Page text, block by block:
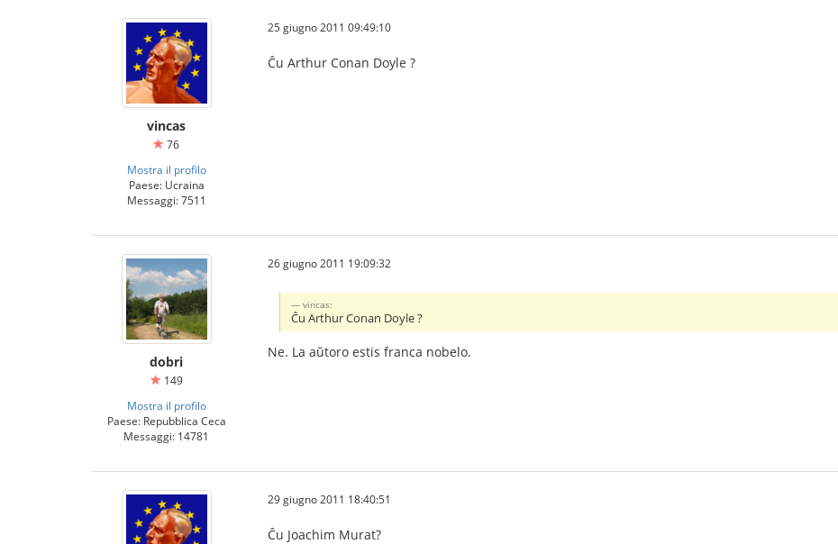
vincas
76
Mostra il profilo
Paese: Ucraina
Messaggi: 7511
25 giugno 2011 09:49:10
Ĉu Arthur Conan Doyle ?
dobri
149
Mostra il profilo
Paese: Repubblica Ceca
Messaggi: 14781
26 giugno 2011 19:09:32
vincas:
Ĉu Arthur Conan Doyle ?
Ne. La aŭtoro estis franca nobelo.
29 giugno 2011 18:40:51
Ĉu Joachim Murat?